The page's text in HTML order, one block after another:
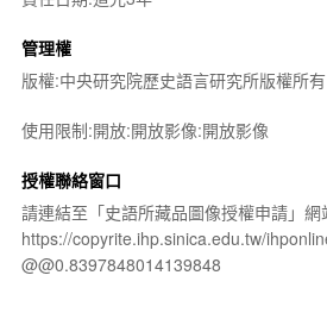
管理權
版權:中央研究院歷史語言研究所版權所有
使用限制:開放:開放影像:開放影像
授權聯絡窗口
請連結至「史語所藏品圖像授權申請」網
https://copyrite.ihp.sinica.edu.tw/
@@0.8397848014139848